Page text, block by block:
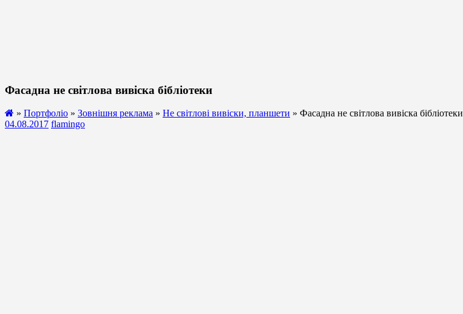
Фасадна не світлова вивіска бібліотеки
» Портфоліо » Зовнішня реклама » Не світлові вивіски, планшети » Фасадна не світлова вивіска бібліотеки
04.08.2017 flamingo